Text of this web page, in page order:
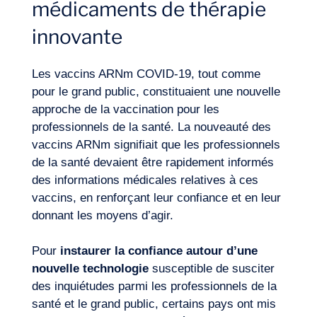
médicaments de thérapie
innovante
Les vaccins ARNm COVID-19, tout comme
pour le grand public, constituaient une nouvelle
approche de la vaccination pour les
professionnels de la santé. La nouveauté des
vaccins ARNm signifiait que les professionnels
de la santé devaient être rapidement informés
des informations médicales relatives à ces
vaccins, en renforçant leur confiance et en leur
donnant les moyens d’agir.
Pour instaurer la confiance autour d’une
nouvelle technologiesusceptible de susciter
des inquiétudes parmi les professionnels de la
santé et le grand public, certains pays ont mis